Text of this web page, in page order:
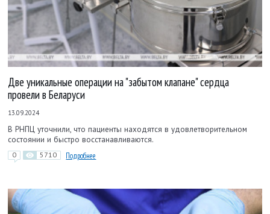
Две уникальные операции на "забытом клапане" сердца
провели в Беларуси
13.09.2024
В РНПЦ уточнили, что пациенты находятся в удовлетворительном
состоянии и быстро восстанавливаются.
0 5710 Подробнее